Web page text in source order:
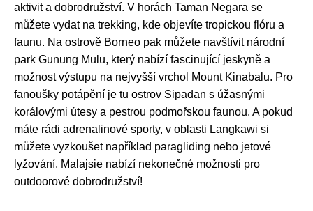
aktivit a dobrodružství. V horách Taman Negara se
můžete vydat na trekking, kde objevíte tropickou flóru a
faunu. Na ostrově Borneo pak můžete navštívit národní
park Gunung Mulu, který nabízí fascinující jeskyně a
možnost výstupu na nejvyšší vrchol Mount Kinabalu. Pro
fanoušky potápění je tu ostrov Sipadan s úžasnými
korálovými útesy a pestrou podmořskou faunou. A pokud
máte rádi adrenalinové sporty, v oblasti Langkawi si
můžete vyzkoušet například paragliding nebo jetové
lyžování. Malajsie nabízí nekonečné možnosti pro
outdoorové dobrodružství!